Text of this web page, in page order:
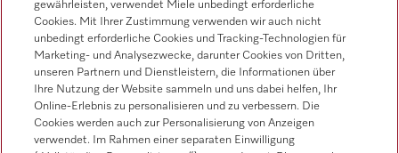
Sprache
gewährleisten, verwendet Miele unbedingt erforderliche
Cookies. Mit Ihrer Zustimmung verwenden wir auch nicht
unbedingt erforderliche Cookies und Tracking-Technologien für
Marketing- und Analysezwecke, darunter Cookies von Dritten,
unseren Partnern und Dienstleistern, die Informationen über
Ihre Nutzung der Website sammeln und uns dabei helfen, Ihr
Online-Erlebnis zu personalisieren und zu verbessern. Die
Cookies werden auch zur Personalisierung von Anzeigen
verwendet. Im Rahmen einer separaten Einwilligung